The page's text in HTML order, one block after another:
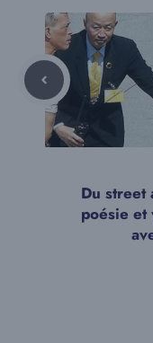
Du street
poésie et